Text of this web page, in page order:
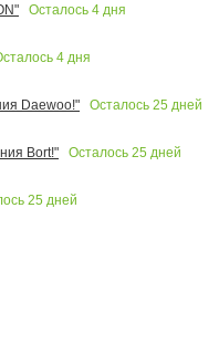
Осталось 4 дня
4 дня
Daewoo!"
Осталось 25 дней
Bort!"
Осталось 25 дней
25 дней